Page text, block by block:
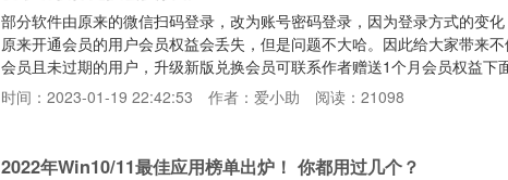
部分软件由原来的微信扫码登录，改为账号密码登录，因为登录方式的变
原来开通会员的用户会员权益会丢失，但是问题不大哈。因此给大家带来
会员且未过期的用户，升级新版兑换会员可联系作者赠送1个月会员权益下
后在登录软件界面，点击登录账号，先注册账号，注册成功后完成登录第
的用户ID或者你开通会员支付宝账单的完整订单号（商户订单号或订单号
时间：2023-01-19 22:42:53 作者：爱小助 阅读：21098
2022年Win10/11最佳应用榜单出炉！ 你都用过几个？